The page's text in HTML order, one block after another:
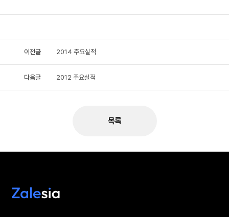
이전글 2014 주요실적
다음글 2012 주요실적
목록